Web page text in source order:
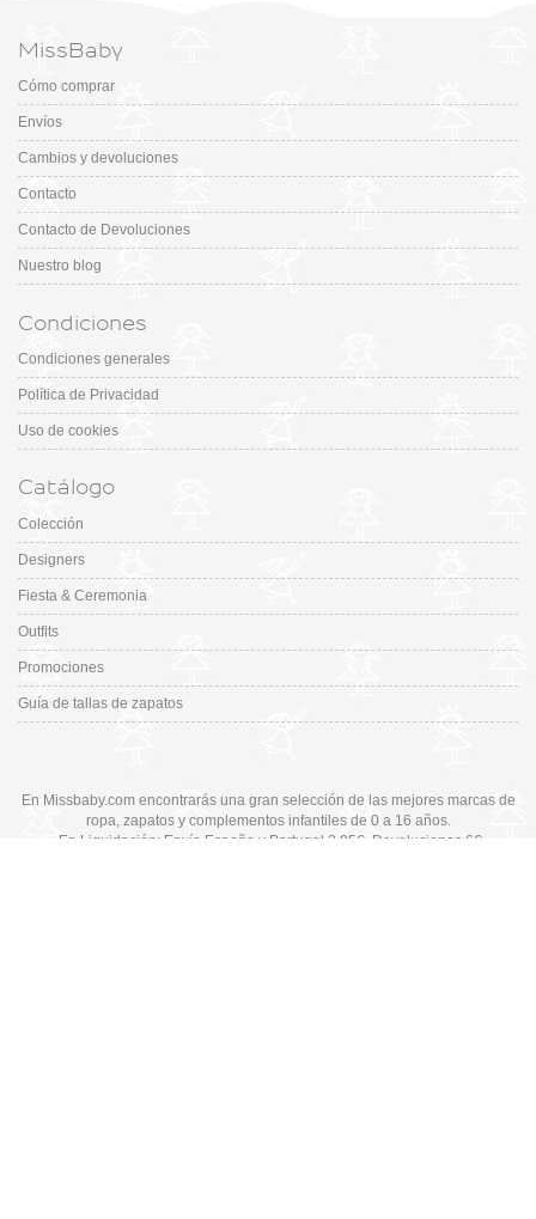
MissBaby
Cómo comprar
Envíos
Cambios y devoluciones
Contacto
Contacto de Devoluciones
Nuestro blog
Condiciones
Condiciones generales
Política de Privacidad
Uso de cookies
Catálogo
Colección
Designers
Fiesta & Ceremonia
Outfits
Promociones
Guía de tallas de zapatos
En Missbaby.com encontrarás una gran selección de las mejores marcas de
ropa, zapatos y complementos infantiles de 0 a 16 años.
En Liquidación: Envío España y Portugal 3,95€, Devoluciones 6€